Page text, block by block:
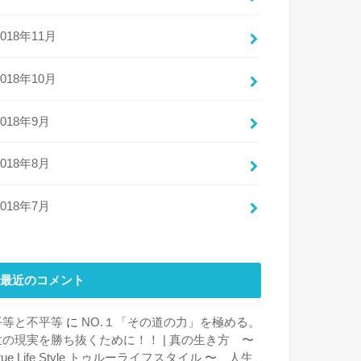
年11月
年10月
年9月
年8月
年7月
最近のコメント
等と不平等 に NO.１「その道の力」を極める。
の現実を勝ち抜くために！！ | 真の生き方 〜
Life Style トゥルーライフスタイル 〜 人生